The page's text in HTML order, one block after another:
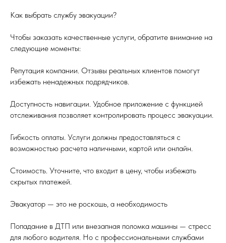
Как выбрать службу эвакуации?
Чтобы заказать качественные услуги, обратите внимание на
следующие моменты:
Репутация компании. Отзывы реальных клиентов помогут
избежать ненадежных подрядчиков.
Доступность навигации. Удобное приложение с функцией
отслеживания позволяет контролировать процесс эвакуации.
Гибкость оплаты. Услуги должны предоставляться с
возможностью расчета наличными, картой или онлайн.
Стоимость. Уточните, что входит в цену, чтобы избежать
скрытых платежей.
Эвакуатор — это не роскошь, а необходимость
Попадание в ДТП или внезапная поломка машины — стресс
для любого водителя. Но с профессиональными службами